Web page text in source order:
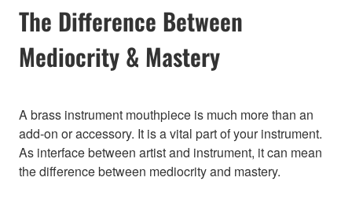
The Difference Between
Mediocrity & Mastery
A brass instrument mouthpiece is much more than an
add-on or accessory. It is a vital part of your instrument.
As interface between artist and instrument, it can mean
the difference between mediocrity and mastery.